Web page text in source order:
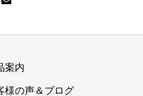
案内
様の声＆ブログ